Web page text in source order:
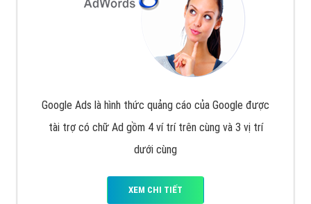
Google Ads là hình thức quảng cáo của Google được
tài trợ có chữ Ad gồm 4 ví trí trên cùng và 3 vị trí
dưới cùng
XEM CHI TIẾT